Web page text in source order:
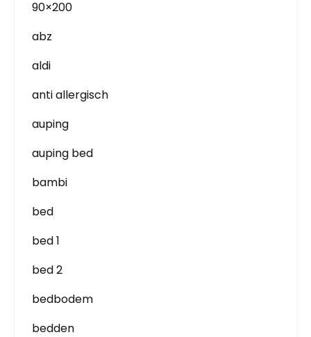
90×200
abz
aldi
anti allergisch
auping
auping bed
bambi
bed
bed 1
bed 2
bedbodem
bedden